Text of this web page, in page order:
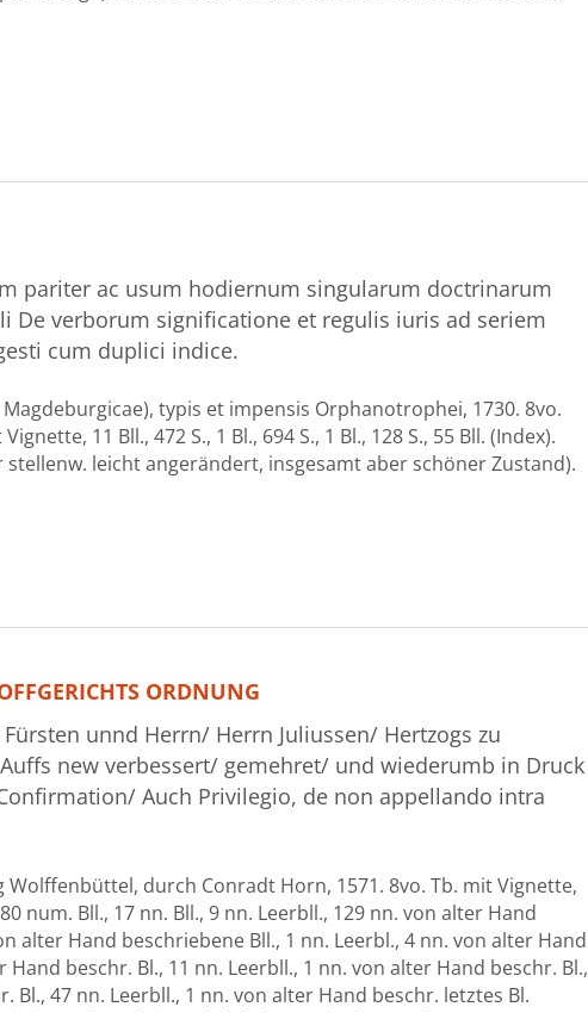
pariter ac usum hodiernum singularum doctrinarum
De verborum significatione et regulis iuris ad seriem
cum duplici indice.
typis et impensis Orphanotrophei, 1730. 8vo.
11 Bll., 472 S., 1 Bl., 694 S., 1 Bl., 128 S., 55 Bll. (Index).
leicht angerändert, insgesamt aber schöner Zustand).
ORDNUNG
unnd Herrn/ Herrn Juliussen/ Hertzogs zu
new verbessert/ gemehret/ und wiederumb in Druck
Auch Privilegio, de non appellando intra
durch Conradt Horn, 1571. 8vo. Tb. mit Vignette,
num. Bll., 17 nn. Bll., 9 nn. Leerbll., 129 nn. von alter Hand
alter Hand beschriebene Bll., 1 nn. Leerbl., 4 nn. von alter Hand
beschr. Bl., 11 nn. Leerbll., 1 nn. von alter Hand beschr. Bl.,
Bl., 47 nn. Leerbll., 1 nn. von alter Hand beschr. letztes Bl.